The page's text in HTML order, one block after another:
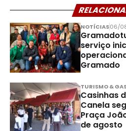
NOTÍCIAS06/
serviço
Gramado
TURISMO &
Casinhas
Canela
Praça
de agosto